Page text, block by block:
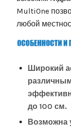
MultiOne
любой
Широкий
до 100 см.
Возможна